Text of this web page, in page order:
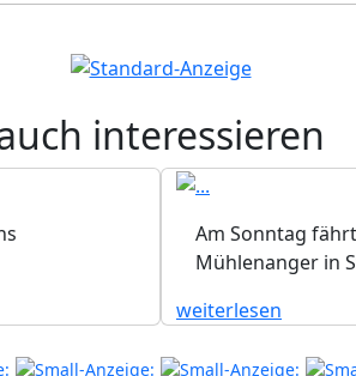
interessieren
Am Sonntag
Mühlenanger in
weiterlesen